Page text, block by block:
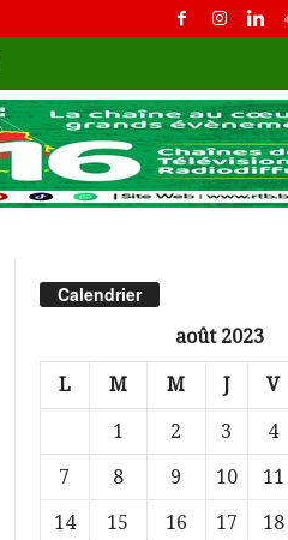
Calendrier
août 2023
L M M J V
1 2 3 4
7
8 9 10 11
14
15 16 17 18